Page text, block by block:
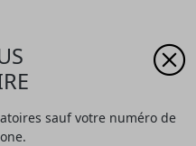
sauf votre numéro de